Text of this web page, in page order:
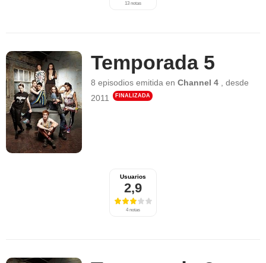
13 notas
Temporada 5
8 episodios emitida enChannel 4 ,desde
2011
FINALIZADA
Usuarios
2,9
4 notas